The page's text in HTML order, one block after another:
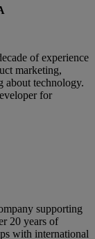
of experience
marketing,
about technology.
for
supporting
20 years of
with international